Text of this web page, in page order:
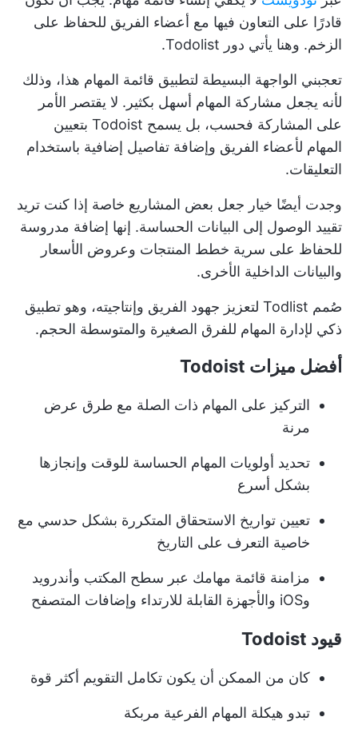
قادرًا على التعاون فيها مع أعضاء الفريق للحفاظ على
الزخم. وهنا يأتي دور Todolist.
تعجبني الواجهة البسيطة لتطبيق قائمة المهام هذا، وذلك
لأنه يجعل مشاركة المهام أسهل بكثير. لا يقتصر الأمر
على المشاركة فحسب، بل يسمح Todoist بتعيين
المهام لأعضاء الفريق وإضافة تفاصيل إضافية باستخدام
التعليقات.
وجدت أيضًا خيار جعل بعض المشاريع خاصة إذا كنت تريد
تقييد الوصول إلى البيانات الحساسة. إنها إضافة مدروسة
للحفاظ على سرية خطط المنتجات وعروض الأسعار
والبيانات الداخلية الأخرى.
صُمم Todlist لتعزيز جهود الفريق وإنتاجيته، وهو تطبيق
ذكي لإدارة المهام للفرق الصغيرة والمتوسطة الحجم.
أفضل ميزات Todoist
التركيز على المهام ذات الصلة مع طرق عرض
مرنة
تحديد أولويات المهام الحساسة للوقت وإنجازها
بشكل أسرع
تعيين تواريخ الاستحقاق المتكررة بشكل حدسي مع
خاصية التعرف على التاريخ
مزامنة قائمة مهامك عبر سطح المكتب وأندرويد
وiOS والأجهزة القابلة للارتداء وإضافات المتصفح
قيود Todoist
كان من الممكن أن يكون تكامل التقويم أكثر قوة
تبدو هيكلة المهام الفرعية مربكة